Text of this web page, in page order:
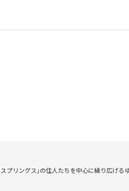
プリングス｣の住人たちを中心に繰り広げる